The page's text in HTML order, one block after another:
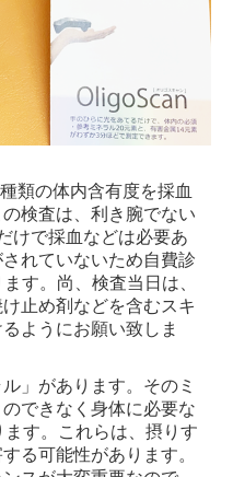
類の体内含有度を採血
検査は、利き腕でない
けで採血などは必要あ
れていないため自費診
す。尚、検査当日は、
止め剤などを含むスキ
ようにお願い致しま
」があります。そのミ
できなく身体に必要な
す。これらは、摂りす
る可能性があります。